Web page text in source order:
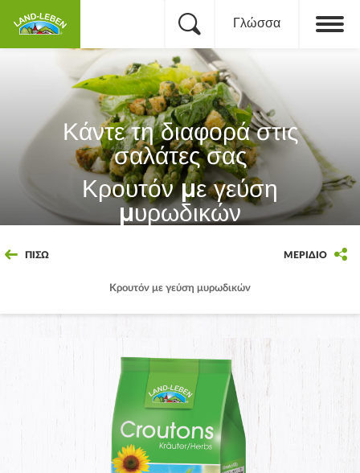
Γλώσσα
Κάντε τη διαφορά στις
σαλάτες σας
Κρουτόν με γεύση
μυρωδικών
ΠΊΣΩ
Κρουτόν με γεύση μυρωδικών
ΜΕΡΊΔΙΟ